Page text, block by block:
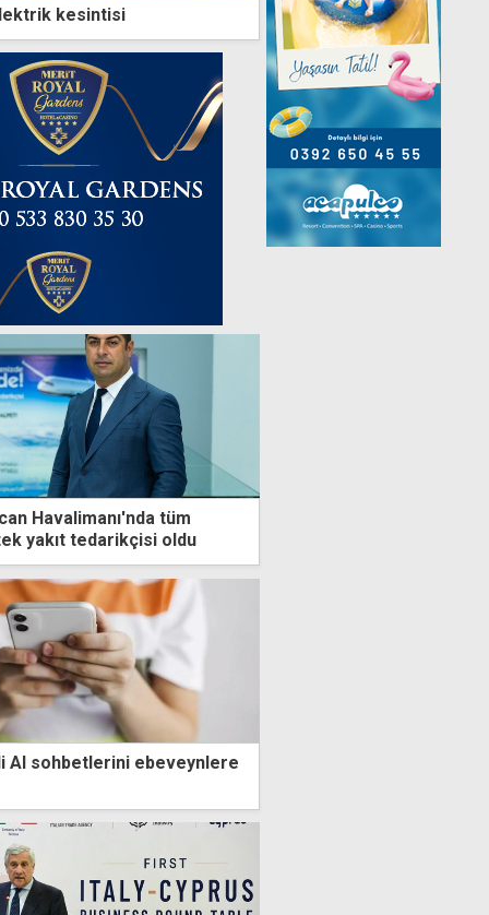
kesintisi
Havalimanı'nda tüm
yakıt tedarikçisi oldu
AI sohbetlerini ebeveynlere